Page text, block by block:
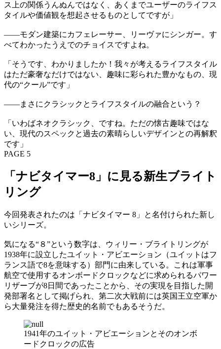
ス上の関係うんぬんではなく、あくまでユーザーのライフス
タイルや価値観を想起させるものとしてですが」
——モダン建築にカフェレーサー、リーヴァにシンガー。す
べてわかったうえでのチョイスですよね。
「そうです、わかりましたか！我々が考えるライフスタイル
はただ豪奢なだけではない、趣味に彩られた豊かなもの、現
代の“クール”です」
——まさにクラシックとライフスタイルの融合という？
「いわばネオクラシック、ですね。ただの懐古趣味ではな
い、現代のスペックと過去の素晴らしいデザインとの再解釈
です」
PAGE 5
「ナビタイマー8」に見る新生ブライト
リング
今回発表されたのは「ナビタイマー 8」と名付けられた新し
いシリーズ。
気になる“８”という数字は、ウィリー・ブライトリングが
1938年に設立したユイット・アビエーション（ユイットはフ
ランス語で8を意味する）部門に由来している。これは軍事
航空で使用するオンボードクロックなどに求められるパワー
リザーブが8日間であったことから、その実現を目指した開
発部署名として掲げられ、第二次大戦前には英国王立空軍か
ら大量発注を得た歴史的名前でもあるそうだ。
1941年のユイット・アビエーションとそのオンボ
ードクロックの広告